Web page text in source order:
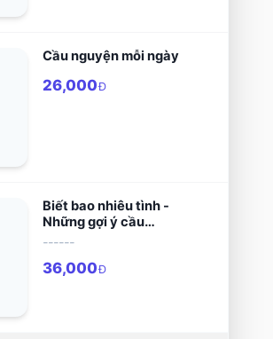
Cầu nguyện mỗi ngày
26,000Đ
Biết bao nhiêu tình -
Những gợi ý cầu
------
36,000Đ